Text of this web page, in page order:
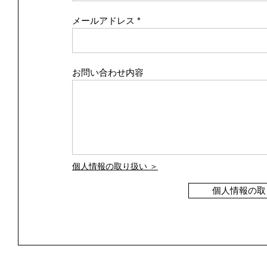
メールアドレス
お問い合わせ内容
個人情報の取り扱い ＞
個人情報の